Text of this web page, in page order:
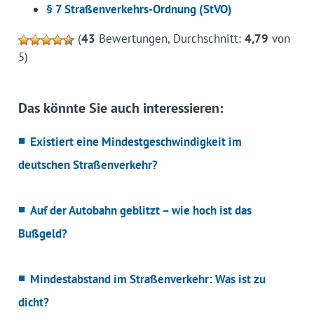
§ 7 Straßenverkehrs-Ordnung (StVO)
(43 Bewertungen, Durchschnitt: 4,79 von
5)
Das könnte Sie auch interessieren:
Existiert eine Mindestgeschwindigkeit im
deutschen Straßenverkehr?
Auf der Autobahn geblitzt – wie hoch ist das
Bußgeld?
Mindestabstand im Straßenverkehr: Was ist zu
dicht?